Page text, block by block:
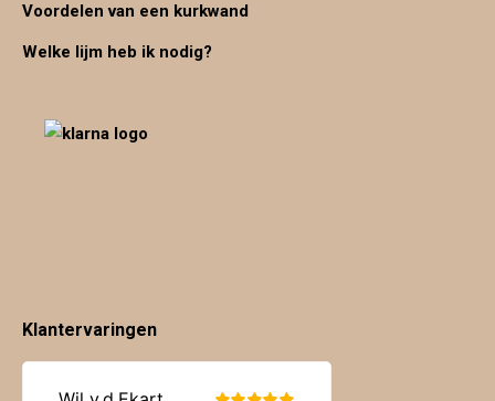
Voordelen van een kurkwand
Welke lijm heb ik nodig?
Klantervaringen